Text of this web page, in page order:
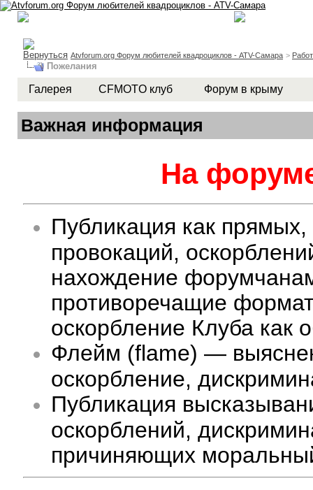
Atvforum.org Форум любителей квадроциклов - ATV-Самара >
Пожелания
Галерея CFMOTO клуб Форум в крыму
Важная информация
На
Публикация как
провокаций,
нахождение
противоречащие
оскорбление Клуба как
Флейм (flame) —
оскорбление,
Публикация
оскорблений,
причиняющих